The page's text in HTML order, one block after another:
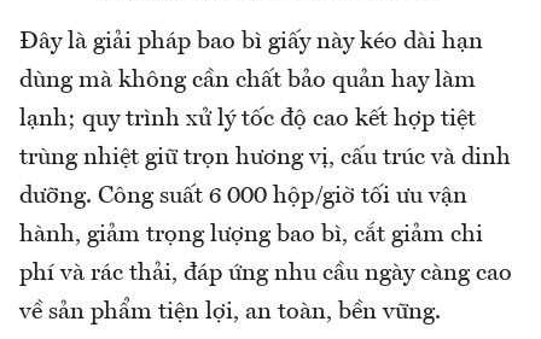
Đây là giải pháp bao bì giấy này kéo dài hạn
dùng mà không cần chất bảo quản hay làm
lạnh; quy trình xử lý tốc độ cao kết hợp tiệt
trùng nhiệt giữ trọn hương vị, cấu trúc và dinh
dưỡng. Công suất 6 000 hộp/giờ tối ưu vận
hành, giảm trọng lượng bao bì, cắt giảm chi
phí và rác thải, đáp ứng nhu cầu ngày càng cao
về sản phẩm tiện lợi, an toàn, bền vững.